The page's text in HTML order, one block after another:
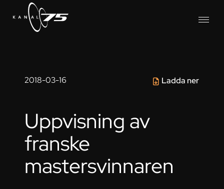
2018-03-16 Ladda ner
Uppvisning av
franske
mastersvinnaren